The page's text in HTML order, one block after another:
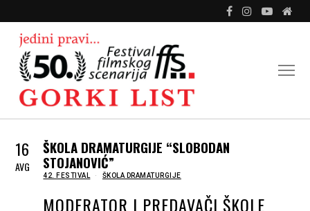
16
AVG
ŠKOLA DRAMATURGIJE “SLOBODAN
STOJANOVIĆ”
IN
42. FESTIVAL ŠKOLA DRAMATURGIJE
MODERATOR I PREDAVAČI ŠKOLE